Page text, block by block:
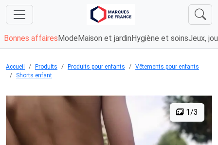
Bonnes affaires Mode Maison et jardin Hygiène et soinsJeux,
Accueil Produits Produits pour enfants
Vêtements pour enfants
Shorts enfant
1/3